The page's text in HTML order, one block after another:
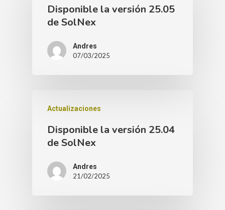
Disponible la versión 25.05
de SolNex
Andres
07/03/2025
Actualizaciones
Disponible la versión 25.04
de SolNex
Andres
21/02/2025